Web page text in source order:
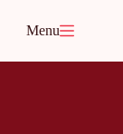
Menu